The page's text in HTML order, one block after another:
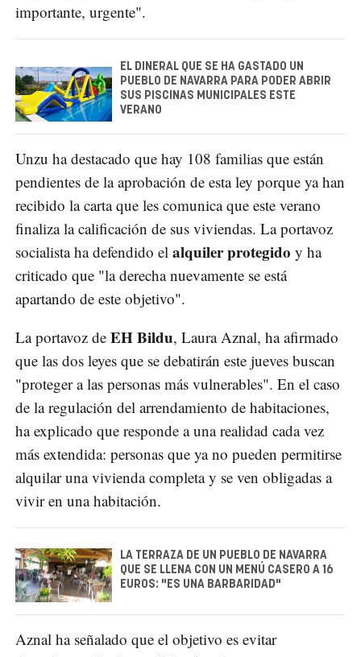
importante, urgente".
EL DINERAL QUE SE HA GASTADO UN
PUEBLO DE NAVARRA PARA PODER ABRIR
SUS PISCINAS MUNICIPALES ESTE
VERANO
Unzu ha destacado que hay 108 familias que están
pendientes de la aprobación de esta ley porque ya han
recibido la carta que les comunica que este verano
finaliza la calificación de sus viviendas. La portavoz
socialista ha defendido el alquiler protegido y ha
criticado que "la derecha nuevamente se está
apartando de este objetivo".
La portavoz de EH Bildu, Laura Aznal, ha afirmado
que las dos leyes que se debatirán este jueves buscan
"proteger a las personas más vulnerables". En el caso
de la regulación del arrendamiento de habitaciones,
ha explicado que responde a una realidad cada vez
más extendida: personas que ya no pueden permitirse
alquilar una vivienda completa y se ven obligadas a
vivir en una habitación.
LA TERRAZA DE UN PUEBLO DE NAVARRA
QUE SE LLENA CON UN MENÚ CASERO A 16
EUROS: "ES UNA BARBARIDAD"
Aznal ha señalado que el objetivo es evitar